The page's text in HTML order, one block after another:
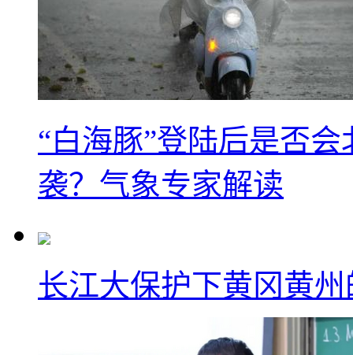
“白海豚”登陆后是否
袭？气象专家解读
长江大保护下黄冈黄